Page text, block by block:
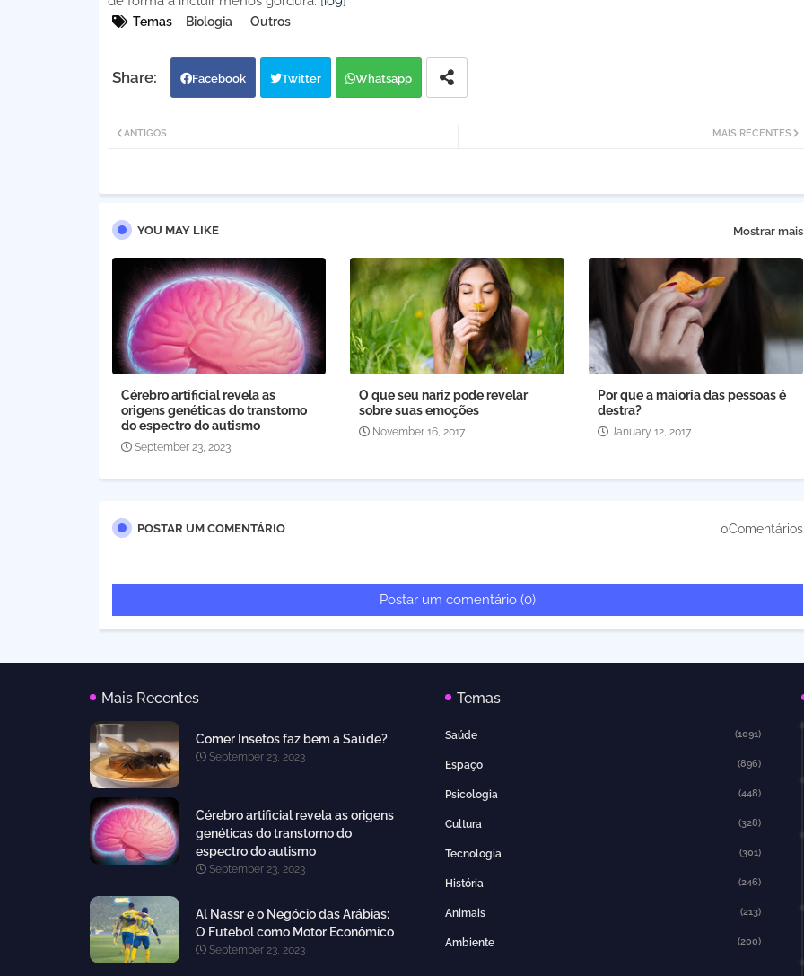
Temas Biologia Outros
Facebook Twitter Whatsapp
MAIS RECENTES
ANTIGOS
YOU MAY LIKE Mostrar mais
Cérebro artificial revela as
origens genéticas do transtorno
do espectro do autismo
September 23, 2023
O que seu nariz pode revelar
sobre suas emoções
November 16, 2017
Por que a maioria das pessoas é
destra?
January 12, 2017
POSTAR UM COMENTÁRIO 0Comentários
Postar um comentário (0)
Mais Recentes
Comer Insetos faz bem à Saúde?
September 23, 2023
Cérebro artificial revela as origens
genéticas do transtorno do
espectro do autismo
September 23, 2023
Al Nassr e o Negócio das Arábias:
O Futebol como Motor Econômico
September 23, 2023
Temas
Saúde (1091)
Espaço (896)
Psicologia (448)
Cultura (328)
Tecnologia (301)
História (246)
Animais (213)
Ambiente (200)